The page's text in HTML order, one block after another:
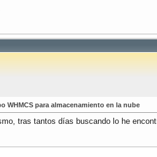
WHMCS para almacenamiento en la nube
tras tantos días buscando lo he